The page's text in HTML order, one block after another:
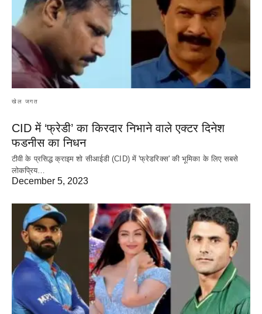
खेल जगत
CID में ‘फ्रेडी’ का किरदार निभाने वाले एक्टर दिनेश
फडनीस का निधन
टीवी के प्रसिद्ध क्राइम शो सीआईडी (CID) में 'फ्रेडरिक्स' की भूमिका के लिए सबसे
लोकप्रिय…
December 5, 2023